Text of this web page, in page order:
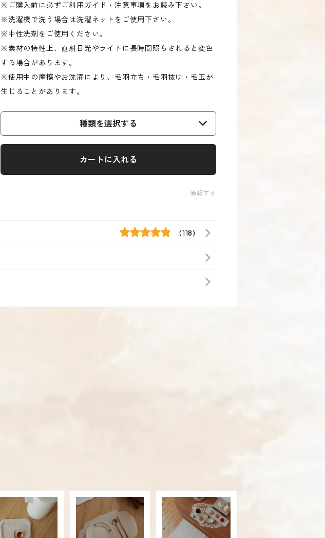
※ご購入前に必ずご利用ガイド・注意事項をお読み下さい。
※洗濯機で洗う場合は洗濯ネットをご使用下さい。
※中性洗剤をご使用ください。
※素材の特性上、直射日光やライトに長時間照らされると変色
する場合があります。
※使用中の摩擦やお洗濯により、毛羽立ち・毛羽抜け・毛玉が
生じることがあります。
種類を選択する
カートに入れる
通報する
(118)